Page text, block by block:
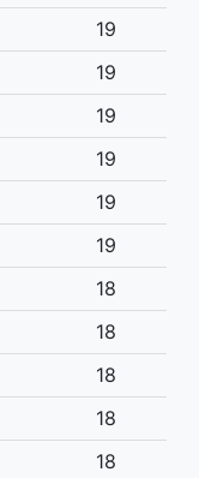
19
19
19
19
19
19
18
18
18
18
18